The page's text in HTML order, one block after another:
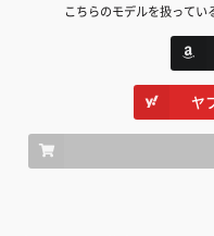
こちらのモデルを扱って
ヤ